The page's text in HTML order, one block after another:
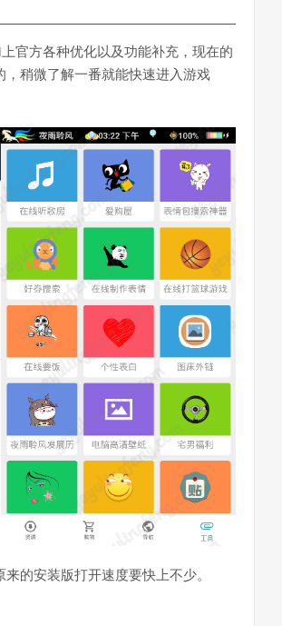
官方各种优化以及功能补充，现在的
稍微了解一番就能快速进入游戏
的安装版打开速度要快上不少。